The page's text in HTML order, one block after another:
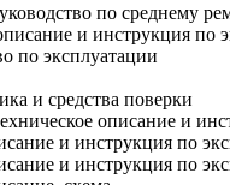
по среднему
и инструкция по
по эксплуатации
и средства поверки
описание и
и инструкция по
и инструкция по